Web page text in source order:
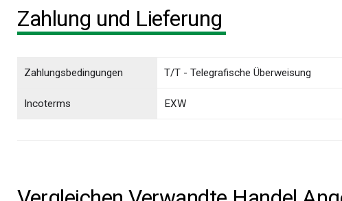
Zahlung und Lieferung
Zahlungsbedingungen T/T - Telegrafische Überweisung
Incoterms EXW